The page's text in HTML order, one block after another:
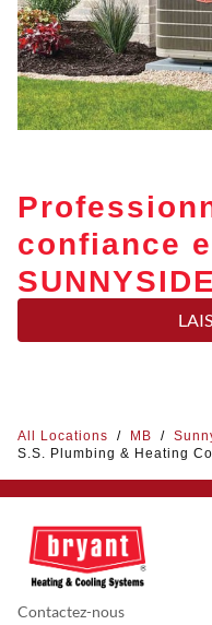
confiance
SUNNYSIDE
All Locations / MB /
S.S. Plumbing & Heating
Contactez-nous